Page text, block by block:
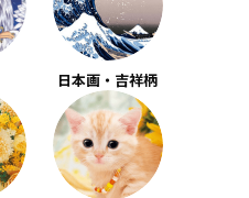
日本画・吉祥柄